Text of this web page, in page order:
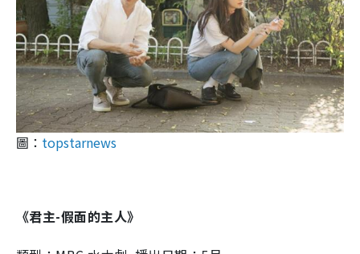
圖： topstarnews
《君主-假面的主人》